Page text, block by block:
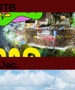
ITB
Jaç.